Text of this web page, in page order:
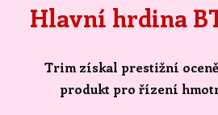
Hlavní hrdina
Trim získal prestižní
produkt pro řízení